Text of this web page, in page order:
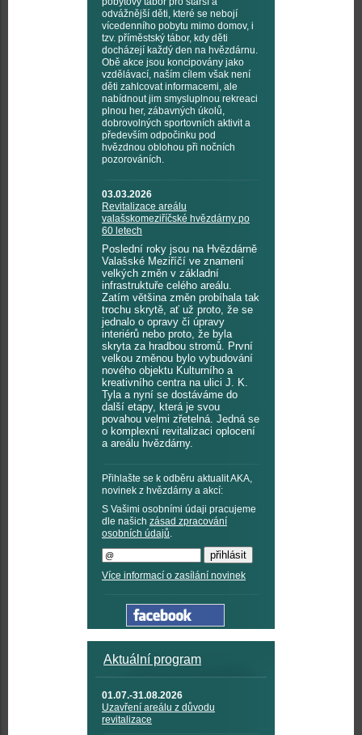
odvážnější děti, které se nebojí
vícedenního pobytu mimo domov, i
tzv. příměstský tábor, kdy děti
docházejí každý den na hvězdárnu.
Obě akce jsou koncipovány jako
vzdělávací, naším cílem však není
děti zahlcovat informacemi, ale
nabídnout jim smysluplnou rekreaci
plnou her, zábavných úkolů,
dobrovolných sportovních aktivit a
především odpočinku pod
hvězdnou oblohou při nočních
pozorováních.
03.03.2026
Revitalizace areálu
valašskomeziříčské hvězdárny po
60 letech
Poslední roky jsou na Hvězdárně
Valašské Meziříčí ve znamení
velkých změn v základní
infrastruktuře celého areálu.
Zatím většina změn probíhala tak
trochu skrytě, ať už proto, že se
jednalo o opravy či úpravy
interiérů nebo proto, že byla
skryta za hradbou stromů. První
velkou změnou bylo vybudování
nového objektu Kulturního a
kreativního centra na ulici J. K.
Tyla a nyní se dostáváme do
další etapy, která je svou
povahou velmi zřetelná. Jedná se
o komplexní revitalizaci oplocení
a areálu hvězdárny.
Přihlašte se k odběru aktualit AKA,
novinek z hvězdárny a akcí:
S Vašimi osobními údaji pracujeme
dle našich zásad zpracování
osobních údajů
Více informací o zasílání novinek
Aktuální program
01.07.-31.08.2026
Uzavření areálu z důvodu
revitalizace